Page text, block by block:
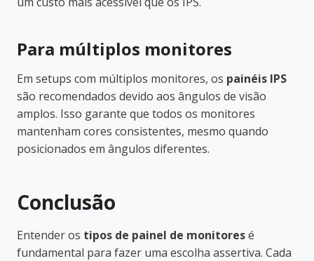
Para múltiplos monitores
Em setups com múltiplos monitores, os painéis IPS
são recomendados devido aos ângulos de visão
amplos. Isso garante que todos os monitores
mantenham cores consistentes, mesmo quando
posicionados em ângulos diferentes.
Conclusão
Entender os tipos de painel de monitoresé
fundamental para fazer uma escolha assertiva. Cada